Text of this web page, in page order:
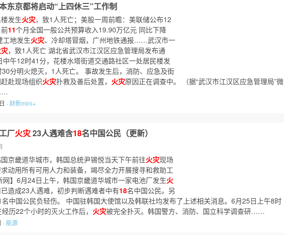
东京都将启动“上四休三”工作制
发生火灾，致1人死亡；美股一周前瞻：美联储公布12
11个月全国一般公共预算收入19.90万亿元 同比下降
工地发生火灾、冷却塔冒烟，广州地铁通报……武汉市一
，致1人死亡 湖北省武汉市江汉区应急管理局发布通
中午12时41分，花楼水塔街道交通路社区一处居民楼发
30分明火熄灭，1人死亡。 事故发生后，消防、应急及街
赴现场组织火灾扑救及善后处置， 火灾原因正在调查中。 （据“武汉市江汉区应急管理局”微
· 财新mini+
厂火灾23人遇难含18名中国公民（更新）
京畿道华城市，韩国总统尹锡悦当天下午前往火灾现场
动用所有可用人力和装备，竭尽全力开展搜寻和救助工
】6月24日上午，韩国京畿道华城市一家电池厂发生火
造成23人遇难，初步判断遇难者中有18名中国公民。另
中国公民负轻伤。 中国驻韩国大使馆以及韩联社均发布了上述相关消息。6月25日上午8时
历22个小时的灭火工作后， 火灾被完全扑灭。韩国警方、消防、国立科学调查研……
能源